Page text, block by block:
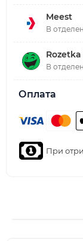
Meest
В
В
Оплата
При